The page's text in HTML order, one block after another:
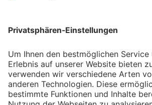
Weitere Informationen
Impressum
Kostenloser Growth Engine Call
Datenschutzerklärung
AGB